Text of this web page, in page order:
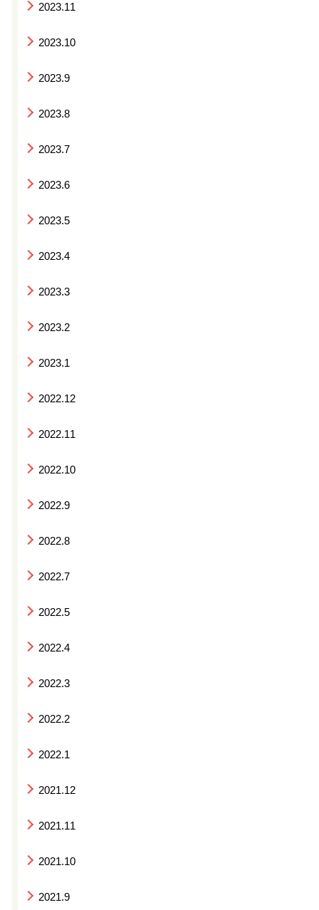
2023.11
2023.10
2023.9
2023.8
2023.7
2023.6
2023.5
2023.4
2023.3
2023.2
2023.1
2022.12
2022.11
2022.10
2022.9
2022.8
2022.7
2022.5
2022.4
2022.3
2022.2
2022.1
2021.12
2021.11
2021.10
2021.9